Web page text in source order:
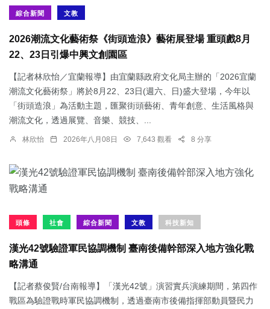
綜合新聞 文教
2026潮流文化藝術祭《街頭造浪》藝術展登場 重頭戲8月
22、23日引爆中興文創園區
【記者林欣怡／宜蘭報導】由宜蘭縣政府文化局主辦的「2026宜蘭
潮流文化藝術祭」將於8月22、23日(週六、日)盛大登場，今年以
「街頭造浪」為活動主題，匯聚街頭藝術、青年創意、生活風格與
潮流文化，透過展覽、音樂、競技、...
林欣怡 2026年八月08日 7,643 觀看 8 分享
頭條 社會 綜合新聞 文教 科技新知
漢光42號驗證軍民協調機制 臺南後備幹部深入地方強化戰
略溝通
【記者蔡俊賢/台南報導】「漢光42號」演習實兵演練期間，第四作
戰區為驗證戰時軍民協調機制，透過臺南市後備指揮部動員暨民力